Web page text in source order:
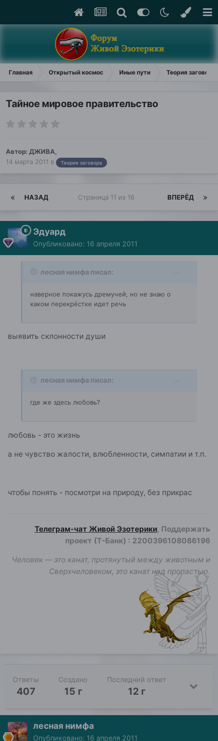
Главная Открытый космос Иные пути Теория заговора
Тайное мировое правительство
Автор: ДЖИВА,
14 марта 2011 в Теория заговора
НАЗАД ВПЕРЁД
Страница 11 из 16
Эдуард
Опубликовано: 16 апреля 2011
лесная нимфа писал:
наверное покажусь дремучей, но не знаю о
каком перекрёстке идет речь
выявить склонности души
лесная нимфа писал:
где же здесь любовь?
любовь - это жизнь
а не чувство жалости, влюбленности, симпатии и т.п.
чтобы понять - посмотри на природу, без прикрас
Телеграм-чат Живой Эзотерики, Поддержать
проект (Т-Банк) : 2200396108086196
Человек — это канат, протянутый между животным и
Сверхчеловеком, это канат над пропастью.
Ответы
407
Создано
15 г
Последний ответ
12 г
лесная нимфа
Опубликовано: 16 апреля 2011